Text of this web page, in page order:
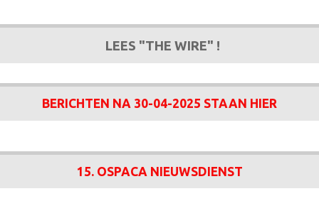
LEES "THE WIRE" !
BERICHTEN NA 30-04-2025 STAAN HIER
15. OSPACA NIEUWSDIENST